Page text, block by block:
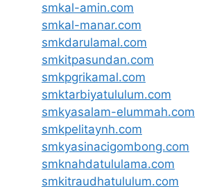
smkal-amin.com
smkal-manar.com
smkdarulamal.com
smkitpasundan.com
smkpgrikamal.com
smktarbiyatululum.com
smkyasalam-elummah.com
smkpelitaynh.com
smkyasinacigombong.com
smknahdatululama.com
smkitraudhatululum.com